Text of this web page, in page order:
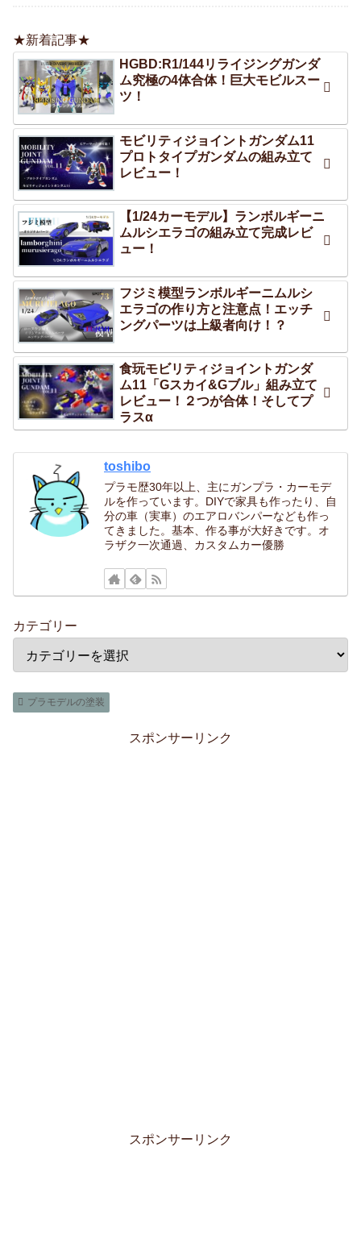
★新着記事★
HGBD:R1/144リライジングガンダ
ム究極の4体合体！巨大モビルスー
ツ！
モビリティジョイントガンダム11
プロトタイプガンダムの組み立て
レビュー！
【1/24カーモデル】ランボルギーニ
ムルシエラゴの組み立て完成レビ
ュー！
フジミ模型ランボルギーニムルシ
エラゴの作り方と注意点！エッチ
ングパーツは上級者向け！？
食玩モビリティジョイントガンダ
ム11「Gスカイ&Gブル」組み立て
レビュー！２つが合体！そしてプ
ラスα
toshibo
プラモ歴30年以上、主にガンプラ・カーモデ
ルを作っています。DIYで家具も作ったり、自
分の車（実車）のエアロバンパーなども作っ
てきました。基本、作る事が大好きです。オ
ラザク一次通過、カスタムカー優勝
カテゴリー
プラモデルの塗装
スポンサーリンク
スポンサーリンク